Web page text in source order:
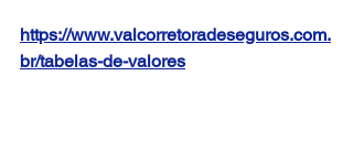
https://www.valcorretoradeseguros.com.
br/tabelas-de-valores